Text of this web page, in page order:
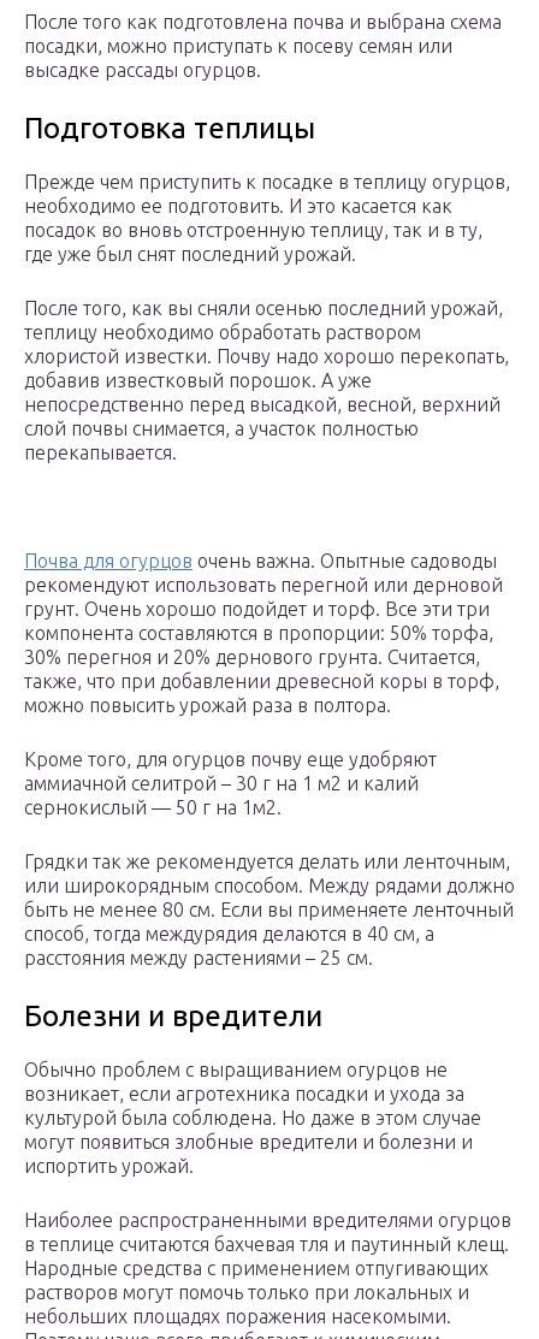
После того как подготовлена почва и выбрана схема
посадки, можно приступать к посеву семян или
высадке рассады огурцов.
Подготовка теплицы
Прежде чем приступить к посадке в теплицу огурцов,
необходимо ее подготовить. И это касается как
посадок во вновь отстроенную теплицу, так и в ту,
где уже был снят последний урожай.
После того, как вы сняли осенью последний урожай,
теплицу необходимо обработать раствором
хлористой известки. Почву надо хорошо перекопать,
добавив известковый порошок. А уже
непосредственно перед высадкой, весной, верхний
слой почвы снимается, а участок полностью
перекапывается.
Почва для огурцов очень важна. Опытные садоводы
рекомендуют использовать перегной или дерновой
грунт. Очень хорошо подойдет и торф. Все эти три
компонента составляются в пропорции: 50% торфа,
30% перегноя и 20% дернового грунта. Считается,
также, что при добавлении древесной коры в торф,
можно повысить урожай раза в полтора.
Кроме того, для огурцов почву еще удобряют
аммиачной селитрой – 30 г на 1 м2 и калий
сернокислый — 50 г на 1м2.
Грядки так же рекомендуется делать или ленточным,
или широкорядным способом. Между рядами должно
быть не менее 80 см. Если вы применяете ленточный
способ, тогда междурядия делаются в 40 см, а
расстояния между растениями – 25 см.
Болезни и вредители
Обычно проблем с выращиванием огурцов не
возникает, если агротехника посадки и ухода за
культурой была соблюдена. Но даже в этом случае
могут появиться злобные вредители и болезни и
испортить урожай.
Наиболее распространенными вредителями огурцов
в теплице считаются бахчевая тля и паутинный клещ.
Народные средства с применением отпугивающих
растворов могут помочь только при локальных и
небольших площадях поражения насекомыми.